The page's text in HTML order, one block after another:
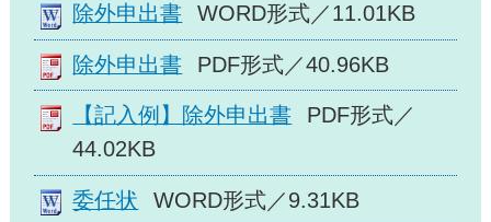
除外申出書 WORD形式／11.01KB
除外申出書 PDF形式／40.96KB
【記入例】除外申出書
PDF形式／
44.02KB
委任状 WORD形式／9.31KB